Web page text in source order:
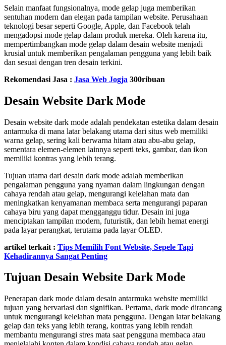
Selain manfaat fungsionalnya, mode gelap juga memberikan
sentuhan modern dan elegan pada tampilan website. Perusahaan
teknologi besar seperti Google, Apple, dan Facebook telah
mengadopsi mode gelap dalam produk mereka. Oleh karena itu,
mempertimbangkan mode gelap dalam desain website menjadi
krusial untuk memberikan pengalaman pengguna yang lebih baik
dan sesuai dengan tren desain terkini.
Rekomendasi Jasa : Jasa Web Jogja 300ribuan
Desain Website Dark Mode
Desain website dark mode adalah pendekatan estetika dalam desain
antarmuka di mana latar belakang utama dari situs web memiliki
warna gelap, sering kali berwarna hitam atau abu-abu gelap,
sementara elemen-elemen lainnya seperti teks, gambar, dan ikon
memiliki kontras yang lebih terang.
Tujuan utama dari desain dark mode adalah memberikan
pengalaman pengguna yang nyaman dalam lingkungan dengan
cahaya rendah atau gelap, mengurangi kelelahan mata dan
meningkatkan kenyamanan membaca serta mengurangi paparan
cahaya biru yang dapat mengganggu tidur. Desain ini juga
menciptakan tampilan modern, futuristik, dan lebih hemat energi
pada layar perangkat, terutama pada layar OLED.
artikel terkait : Tips Memilih Font Website, Sepele Tapi
Kehadirannya Sangat Penting
Tujuan Desain Website Dark Mode
Penerapan dark mode dalam desain antarmuka website memiliki
tujuan yang bervariasi dan signifikan. Pertama, dark mode dirancang
untuk mengurangi kelelahan mata pengguna. Dengan latar belakang
gelap dan teks yang lebih terang, kontras yang lebih rendah
membantu mengurangi stres mata saat pengguna membaca atau